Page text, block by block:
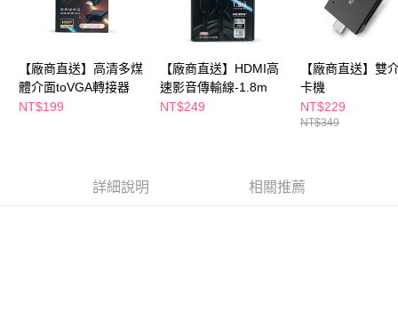
【注意事項】
１．透過由恩沛科技股份有限公司提供之「AFTEE先享後付」服務完成之交
權轉讓予恩沛科技股份有限公司。
２．關於個人資料處理事宜，請瀏覽以下網址：
https://aftee.tw/terms/#terms3
３．未成年的使用者請事先徵得法定代理人或監護人之同意方可使用
時審查核予不同之上限額度；若仍有額度不足之情形，本公司將視審查結果
【廠商直送】高清多煤
體介面toVGA轉接器
NT$199
【廠商直送】HDMI高
速影音傳輸線-1.8m
NT$249
【廠商直送】雙
卡機
NT$229
NT$349
詳細說明 相關推薦